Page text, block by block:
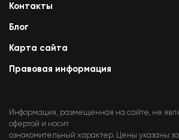
Контакты
Блог
Карта сайта
Правовая информация
Информация, размещенная на сайте, не
офертой и носит
ознакомительный характер. Цены указаны за